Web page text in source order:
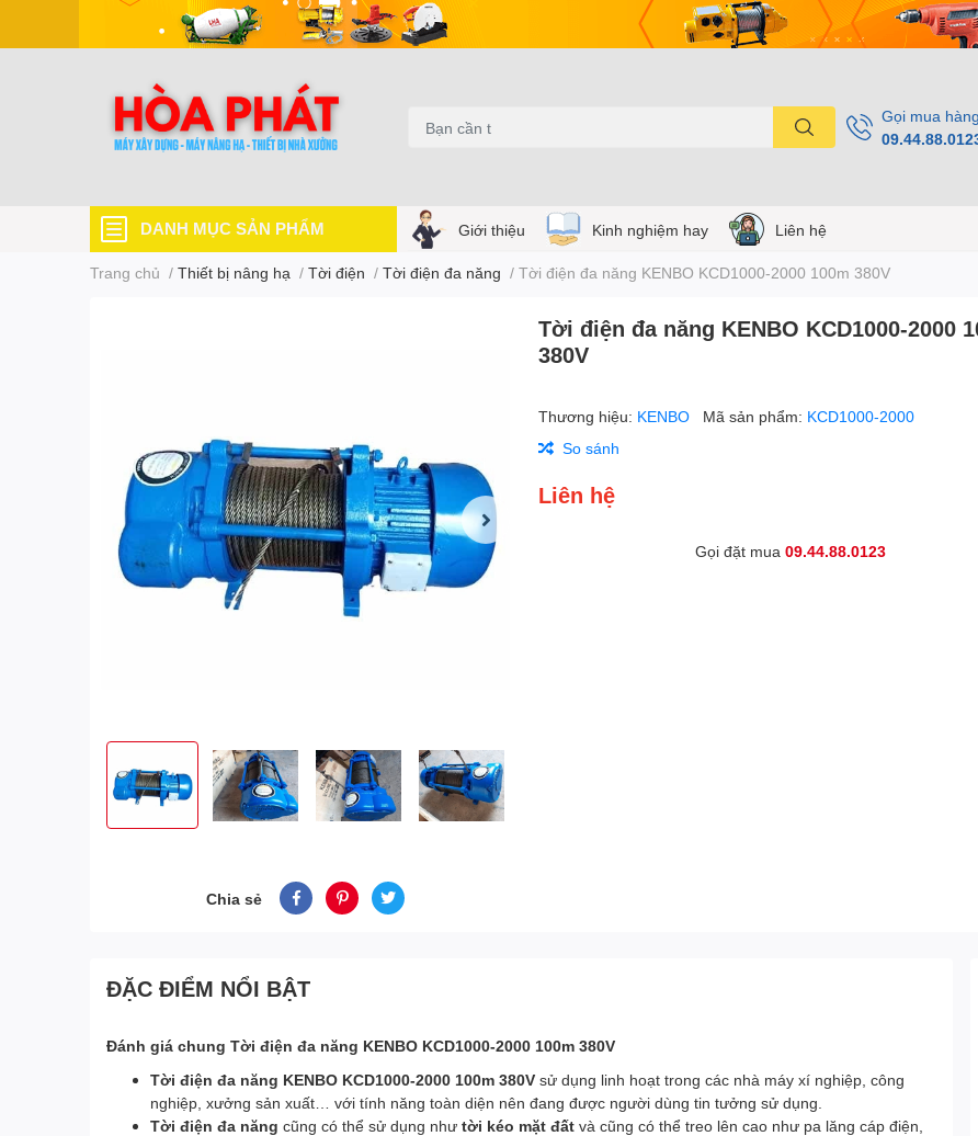
Gọi mua hàng
DANH MỤC SẢN PHẨM Giới thiệu Kinh nghiệm hay Liên hệ
Trang chủ / Thiết bị nâng hạ / Tời điện / Tời điện đa năng / Tời điện đa năng KENBO KCD1000-2000 100m 380V
Chia sẻ
Tời điện đa năng KENBO KCD1000-2000
380V
Thương hiệu: KENBO Mã sản phẩm: KCD1000-2000
So sánh
Liên hệ
Gọi đặt mua09.44.88.0123
ĐẶC ĐIỂM NỔI BẬT
Đánh giá chung Tời điện đa năng KENBO KCD1000-2000 100m 380V
Tời điện đa năng KENBO KCD1000-2000 100m 380V sử dụng linh hoạt trong các nhà máy xí nghiệp, công
nghiệp, xưởng sản xuất… với tính năng toàn diện nên đang được người dùng tin tưởng sử dụng.
Tời điện đa năng cũng có thể sử dụng như tời kéo mặt đất và cũng có thể treo lên cao như pa lăng cáp điện,